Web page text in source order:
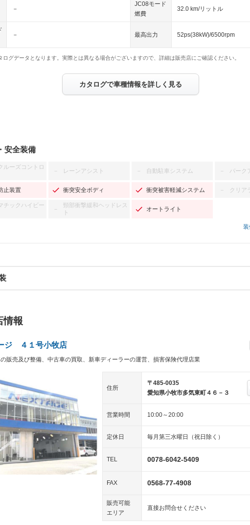
－
JC08モード
燃費
32.0 km/リットル
－ 最高出力 52ps(38kW)/6500rpm
グデータとなります。実際とは異なる場合がございますので、詳細は販売店にご確認ください。
カタログで車種情報を詳しく見る
安全装備
ルーズコントロ
－ レーンアシスト － 自動駐車システム － パーク
止装置 衝突安全ボディ 衝突被害軽減システム － クリア
チックハイビー
－
頸部衝撃緩和ヘッドレス
ト
オートライト
グ：運転席/助手席
ルアシストコントロール
接続 － 100V電源 セン
オ：CDまたはCDチェンジャー／ミュージック
ー接続可／ミュージックサーバー
イトウォッシャ
－ 革シート キーレス
ドランプ HID(キセノンライト) － ポータブルナビ
スマートキー ローダ
ットタイヤ － パワーシート 3列シート ベン
ットシート － チップアップシート オットマン
ーター － ウォークスルー 後席モニター
カメラ － シートエアコン
ル エアサスペンション
情報
ジ ４１号小牧店
販売及び整備、中古車の買取、新車ディーラーの運営、損害保険代理店業
住所
〒485-0035
愛知県小牧市多気東町４６－３
営業時間 10:00～20:00
定休日 毎月第三水曜日（祝日除く）
TEL 0078-6042-5409
FAX 0568-77-4908
販売可能
エリア
直接お問合せください